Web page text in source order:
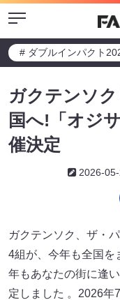
Menu
# ダブルインパクト
ガクテンソ
国へ!「オジ
催決定
2026-
ガクテンソク、ザ・
4組が、今年も全国を
年もあなたの街に逢
定しました 。2026年